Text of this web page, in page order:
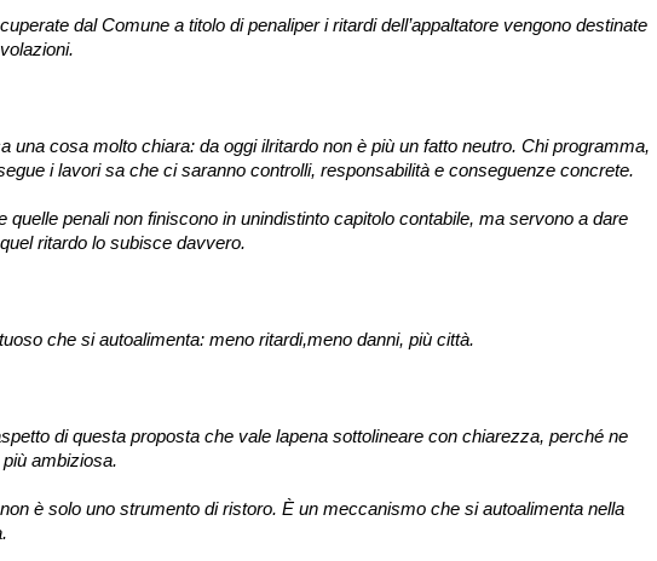
dal Comune a titolo di penaliper i ritardi dell’appaltatore vengono destinate
una cosa molto chiara: da oggi ilritardo non è più un fatto neutro. Chi programma,
i lavori sa che ci saranno controlli, responsabilità e conseguenze concrete.
quelle penali non finiscono in unindistinto capitolo contabile, ma servono a dare
ritardo lo subisce davvero.
che si autoalimenta: meno ritardi,meno danni, più città.
di questa proposta che vale lapena sottolineare con chiarezza, perché ne
ambiziosa.
è solo uno strumento di ristoro. È un meccanismo che si autoalimenta nella